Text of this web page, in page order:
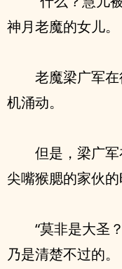
神月老魔的女儿。
老魔梁广军
机涌动。
但是，梁广
尖嘴猴腮的家伙的
“莫非是大圣
乃是清楚不过的。